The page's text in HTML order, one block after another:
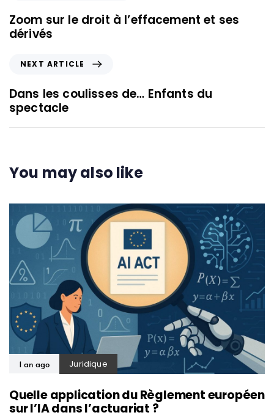
Zoom sur le droit à l’effacement et ses
dérivés
NEXT ARTICLE
Dans les coulisses de… Enfants du
spectacle
You may also like
1 an ago Juridique
Quelle application du Règlement européen
sur l’IA dans l’actuariat ?